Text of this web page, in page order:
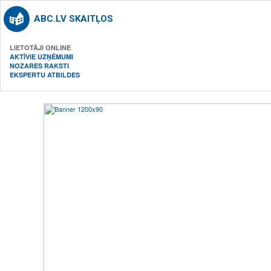
ABC.LV SKAITĻOS
LIETOTĀJI ONLINE
AKTĪVIE UZŅĒMUMI
NOZARES RAKSTI
EKSPERTU ATBILDES